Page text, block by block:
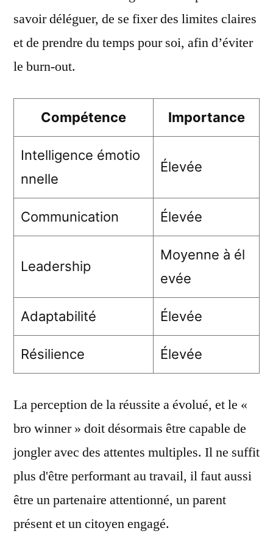
savoir déléguer, de se fixer des limites claires
et de prendre du temps pour soi, afin d’éviter
le burn-out.
Compétence Importance
Intelligence émotio
nnelle
Élevée
Communication Élevée
Leadership
Moyenne à él
evée
Adaptabilité Élevée
Résilience Élevée
La perception de la réussite a évolué, et le «
bro winner » doit désormais être capable de
jongler avec des attentes multiples. Il ne suffit
plus d'être performant au travail, il faut aussi
être un partenaire attentionné, un parent
présent et un citoyen engagé.